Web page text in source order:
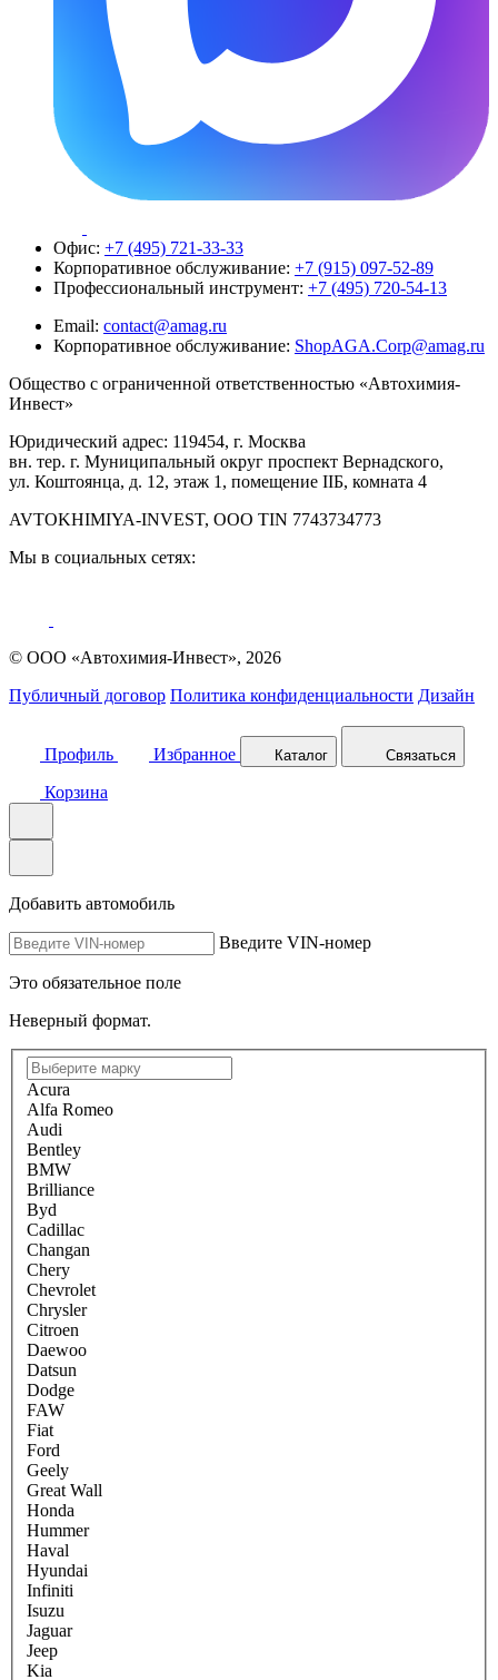
Офис: +7 (495) 721-33-33
Корпоративное обслуживание: +7 (915) 097-52-89
Профессиональный инструмент: +7 (495) 720-54-13
Email: contact@amag.ru
Корпоративное обслуживание: ShopAGA.Corp@amag.ru
Общество с ограниченной ответственностью «Автохимия-
Инвест»
Юридический адрес: 119454, г. Москва
вн. тер. г. Муниципальный округ проспект Вернадского,
ул. Коштоянца, д. 12, этаж 1, помещение IIБ, комната 4
AVTOKHIMIYA-INVEST, OOO TIN 7743734773
Мы в социальных сетях:
© ООО «Автохимия-Инвест», 2026
Публичный договор Политика конфиденциальности Дизайн
Профиль Избранное Каталог Связаться
Корзина
Добавить автомобиль
Введите VIN-номер
Это обязательное поле
Неверный формат.
Acura
Alfa Romeo
Audi
Bentley
BMW
Brilliance
Byd
Cadillac
Changan
Chery
Chevrolet
Chrysler
Citroen
Daewoo
Datsun
Dodge
FAW
Fiat
Ford
Geely
Great Wall
Honda
Hummer
Haval
Hyundai
Infiniti
Isuzu
Jaguar
Jeep
Kia